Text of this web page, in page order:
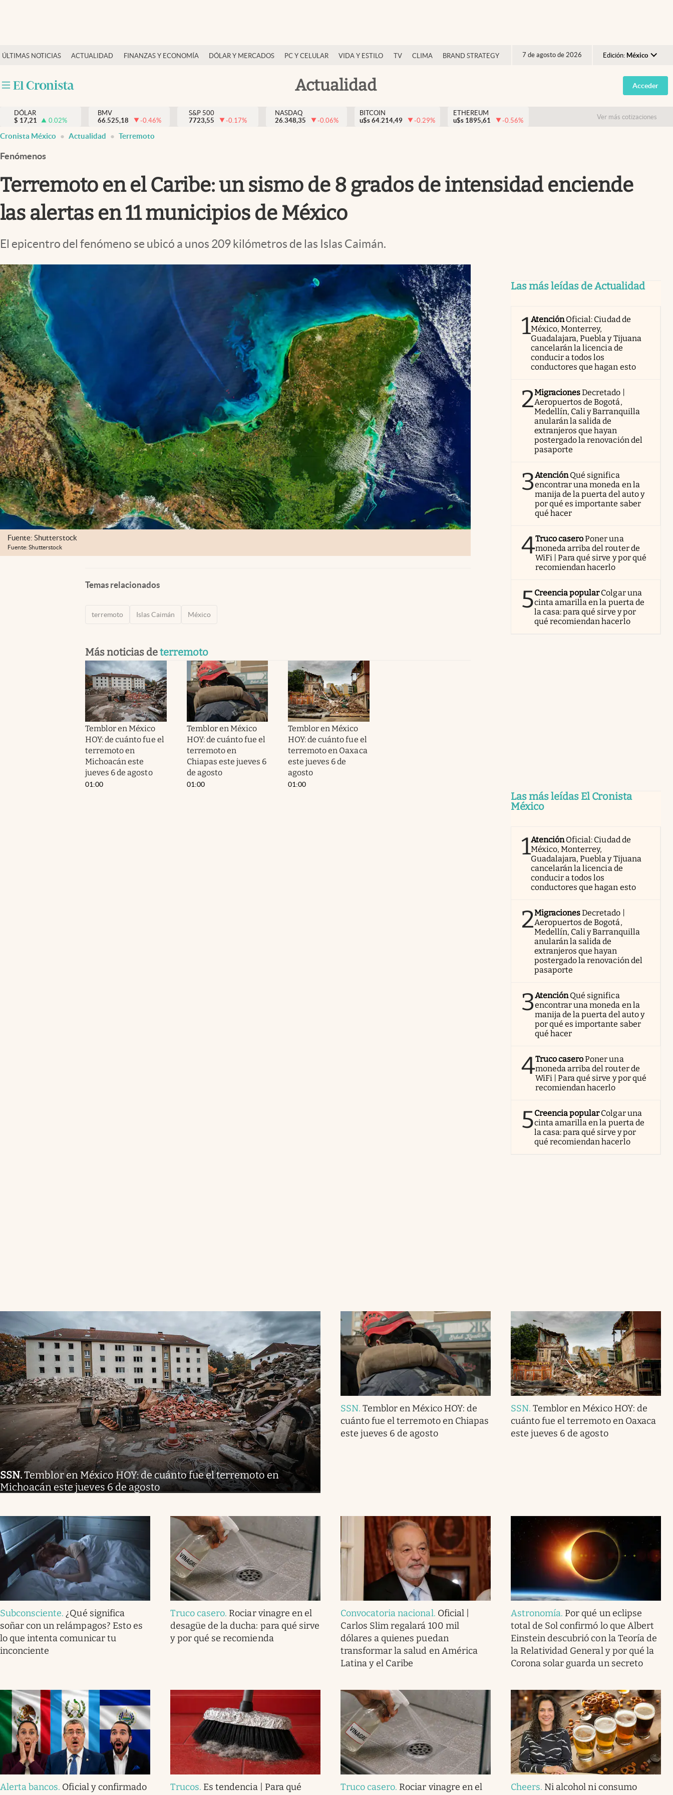
ÚLTIMAS NOTICIAS ACTUALIDAD FINANZAS Y ECONOMÍA DÓLAR Y MERCADOS PC Y CELULAR VIDA Y ESTILO TV CLIMA BRAND STRATEGY 7 de agosto de 2026 Edición: México
Argentina
España
USA
Actualidad
Actualidad
Internacionales
Opinión
Brand Strategy
Vida y estilo
Tv
Espiritualidad
Mediakit
abre en nueva pestaña
Acceder
DÓLAR
$ 17,21 0.02%
BMV
66.525,18
-0.46%
S&P 500
7723,55
-0.17%
NASDAQ
26.348,35
-0.06%
BITCOIN
u$s 64.214,49 -0.29%
ETHEREUM
u$s 1895,61 -0.56% Ver más cotizaciones
Cronista México Actualidad Terremoto
Fenómenos
Terremoto en el Caribe: un sismo de 8 grados de intensidad enciende
las alertas en 11 municipios de México
El epicentro del fenómeno se ubicó a unos 209 kilómetros de las Islas Caimán.
Fuente: Shutterstock
Fuente: Shutterstock
Temas relacionados
terremoto Islas Caimán México
Más noticias deterremoto
Temblor en México
HOY: de cuánto fue el
terremoto en
Michoacán este
jueves 6 de agosto
01:00
Temblor en México
HOY: de cuánto fue el
terremoto en
Chiapas este jueves 6
de agosto
01:00
Temblor en México
HOY: de cuánto fue el
terremoto en Oaxaca
este jueves 6 de
agosto
01:00
Las más leídas de Actualidad
1AtenciónOficial: Ciudad de
México, Monterrey,
Guadalajara, Puebla y Tijuana
cancelarán la licencia de
conducir a todos los
conductores que hagan esto
2MigracionesDecretado |
Aeropuertos de Bogotá,
Medellín, Cali y Barranquilla
anularán la salida de
extranjeros que hayan
postergado la renovación del
pasaporte
3AtenciónQué significa
encontrar una moneda en la
manija de la puerta del auto y
por qué es importante saber
qué hacer
4Truco caseroPoner una
moneda arriba del router de
WiFi | Para qué sirve y por qué
recomiendan hacerlo
5Creencia popularColgar una
cinta amarilla en la puerta de
la casa: para qué sirve y por
qué recomiendan hacerlo
Las más leídas El Cronista
México
1AtenciónOficial: Ciudad de
México, Monterrey,
Guadalajara, Puebla y Tijuana
cancelarán la licencia de
conducir a todos los
conductores que hagan esto
2MigracionesDecretado |
Aeropuertos de Bogotá,
Medellín, Cali y Barranquilla
anularán la salida de
extranjeros que hayan
postergado la renovación del
pasaporte
3AtenciónQué significa
encontrar una moneda en la
manija de la puerta del auto y
por qué es importante saber
qué hacer
4Truco caseroPoner una
moneda arriba del router de
WiFi | Para qué sirve y por qué
recomiendan hacerlo
5Creencia popularColgar una
cinta amarilla en la puerta de
la casa: para qué sirve y por
qué recomiendan hacerlo
SSN.Temblor en México HOY: de cuánto fue el terremoto en
Michoacán este jueves 6 de agosto
SSN.Temblor en México HOY: de
cuánto fue el terremoto en Chiapas
este jueves 6 de agosto
SSN.Temblor en México HOY: de
cuánto fue el terremoto en Oaxaca
este jueves 6 de agosto
Subconsciente. ¿Qué significa
soñar con un relámpagos? Esto es
lo que intenta comunicar tu
inconciente
Truco casero. Rociar vinagre en el
desagüe de la ducha: para qué sirve
y por qué se recomienda
Convocatoria nacional. Oficial |
Carlos Slim regalará 100 mil
dólares a quienes puedan
transformar la salud en América
Latina y el Caribe
Astronomía. Por qué un eclipse
total de Sol confirmó lo que Albert
Einstein descubrió con la Teoría de
la Relatividad General y por qué la
Corona solar guarda un secreto
Alerta bancos. Oficial y confirmado
Trucos. Es tendencia | Para qué
Truco casero. Rociar vinagre en el
Cheers. Ni alcohol ni consumo